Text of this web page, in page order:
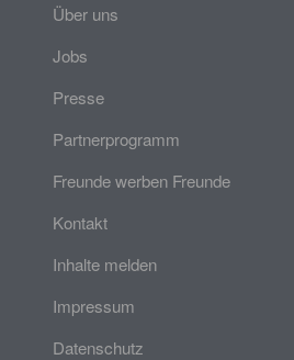
Über uns
Jobs
Presse
Partnerprogramm
Freunde werben Freunde
Kontakt
Inhalte melden
Impressum
Datenschutz